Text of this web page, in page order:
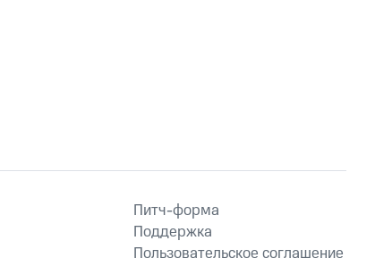
Питч-форма
Поддержка
Пользовательское соглашение